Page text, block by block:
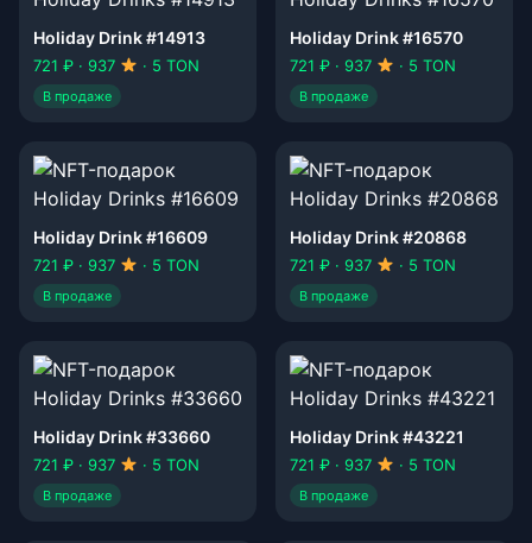
Holiday Drink #14913
721 ₽ · 937 · 5 TON
В продаже
Holiday Drink #16570
721 ₽ · 937 · 5 TON
В продаже
Holiday Drink #16609
721 ₽ · 937 · 5 TON
В продаже
Holiday Drink #20868
721 ₽ · 937 · 5 TON
В продаже
Holiday Drink #33660
721 ₽ · 937 · 5 TON
В продаже
Holiday Drink #43221
721 ₽ · 937 · 5 TON
В продаже